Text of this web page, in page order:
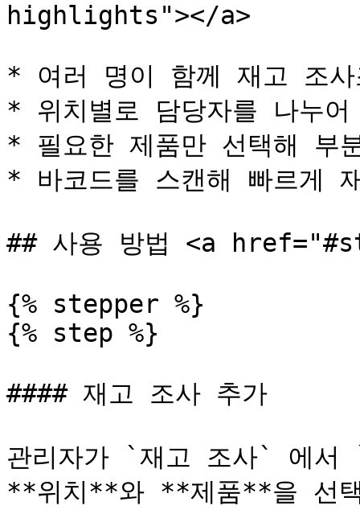
highlights"></a>
* 여러 명이 함께 재고 조
* 위치별로 담당자를 나누
* 필요한 제품만 선택해 부
* 바코드를 스캔해 빠르게
## 사용 방법 <a
{% stepper %}
{% step %}
#### 재고 조사 추가
관리자가 `재고 조사` 에
**위치**와 **제품**을 선